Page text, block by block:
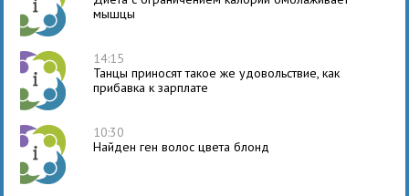
мышцы
14:15
Танцы приносят такое же удовольствие, как
прибавка к зарплате
10:30
Найден ген волос цвета блонд